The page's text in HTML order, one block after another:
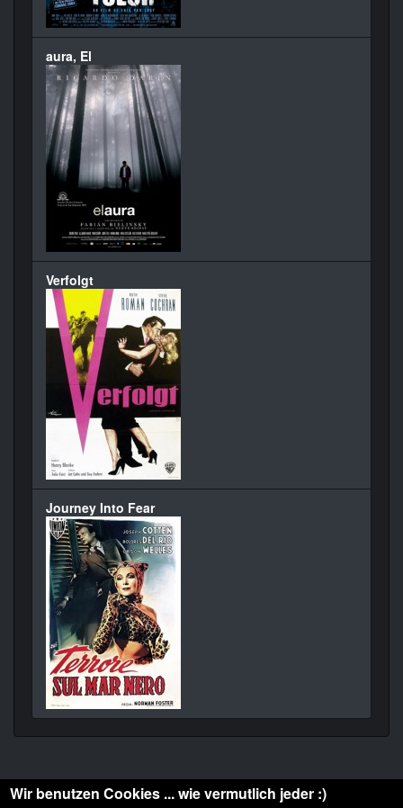
aura, El
Verfolgt
Journey Into Fear
Wir benutzen Cookies ... wie vermutlich jeder :)